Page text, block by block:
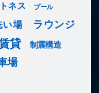
ネス プール
い場 ラウンジ
貸 制震構造
場